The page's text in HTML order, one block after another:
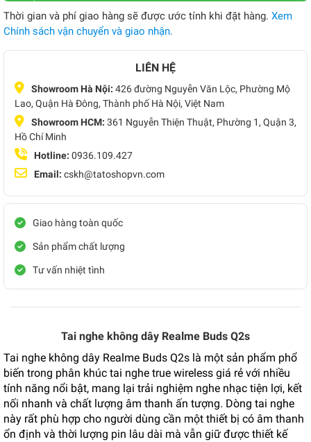
Thời gian và phí giao hàng sẽ được ước tính khi đặt hàng. Xem
Chính sách vận chuyển và giao nhận.
LIÊN HỆ
Showroom Hà Nội: 426 đường Nguyễn Văn Lộc, Phường Mộ
Lao, Quận Hà Đông, Thành phố Hà Nội, Việt Nam
Showroom HCM: 361 Nguyễn Thiện Thuật, Phường 1, Quận 3,
Hồ Chí Minh
Hotline: 0936.109.427
Email: cskh@tatoshopvn.com
Giao hàng toàn quốc
Sản phẩm chất lượng
Tư vấn nhiệt tình
Tai nghe không dây Realme Buds Q2s
Tai nghe không dây Realme Buds Q2s là một sản phẩm phổ
biến trong phân khúc tai nghe true wireless giá rẻ với nhiều
tính năng nổi bật, mang lại trải nghiệm nghe nhạc tiện lợi, kết
nối nhanh và chất lượng âm thanh ấn tượng. Dòng tai nghe
này rất phù hợp cho người dùng cần một thiết bị có âm thanh
ổn định và thời lượng pin lâu dài mà vẫn giữ được thiết kế